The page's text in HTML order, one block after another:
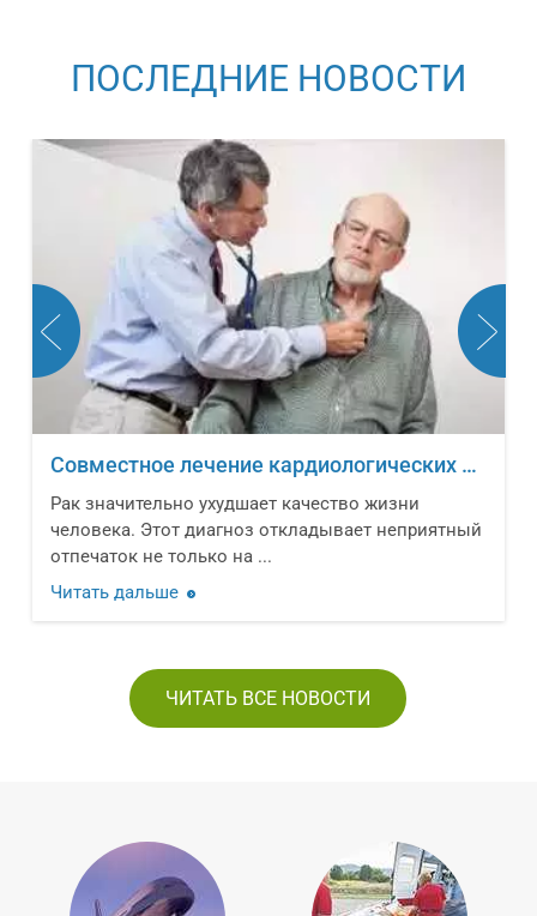
ПОСЛЕДНИЕ НОВОСТИ
Совместное лечение кардиологических заболеваний и онкологических новообразований
Рак значительно ухудшает качество жизни
человека. Этот диагноз откладывает неприятный
отпечаток не только на ...
Читать дальше
ЧИТАТЬ ВСЕ НОВОСТИ